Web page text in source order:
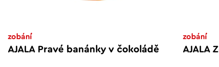
zobání
AJALA Pravé banánky v čokoládě
zobání
AJALA